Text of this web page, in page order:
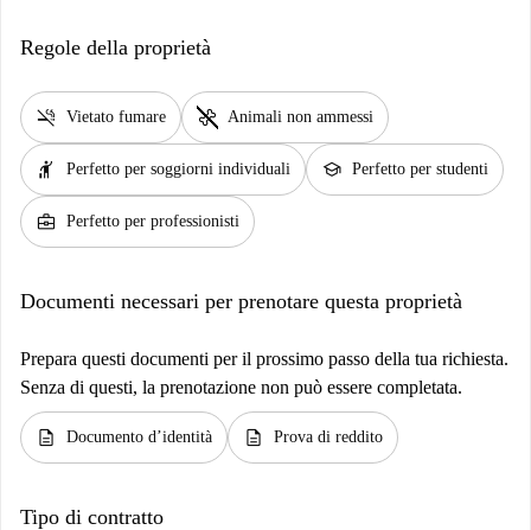
Regole della proprietà
smoke_free Vietato fumare pet_supplies Animali non ammessi
hail Perfetto per soggiorni individuali school Perfetto per studenti
business_center Perfetto per professionisti
Documenti necessari per prenotare questa proprietà
Prepara questi documenti per il prossimo passo della tua richiesta.
Senza di questi, la prenotazione non può essere completata.
description Documento d’identità description Prova di reddito
Tipo di contratto